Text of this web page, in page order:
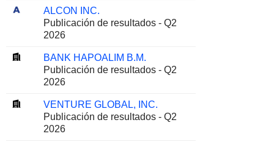
ALCON INC.
Publicación de resultados - Q2
2026
BANK HAPOALIM B.M.
Publicación de resultados - Q2
2026
VENTURE GLOBAL, INC.
Publicación de resultados - Q2
2026